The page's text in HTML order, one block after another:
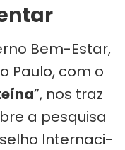
Bem-Estar,
Paulo, com o
”, nos traz
a pes­quisa
Inter­na­ci­